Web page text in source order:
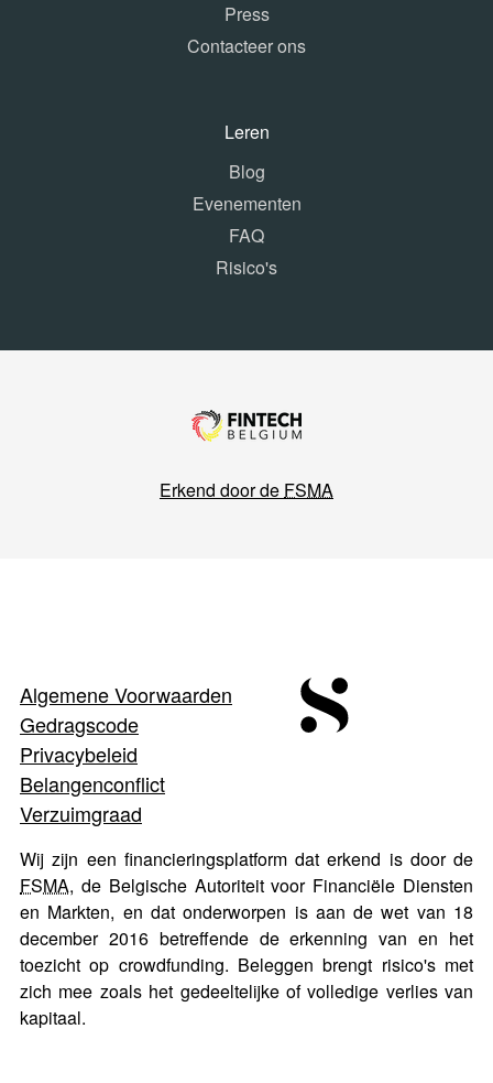
Press
Contacteer ons
Leren
Blog
Evenementen
FAQ
Risico's
Erkend door de FSMA
Algemene Voorwaarden
Gedragscode
Privacybeleid
Belangenconflict
Verzuimgraad
Wij zijn een financieringsplatform dat erkend is door de
FSMA, de Belgische Autoriteit voor Financiële Diensten
en Markten, en dat onderworpen is aan de wet van 18
december 2016 betreffende de erkenning van en het
toezicht op crowdfunding. Beleggen brengt risico's met
zich mee zoals het gedeeltelijke of volledige verlies van
kapitaal.